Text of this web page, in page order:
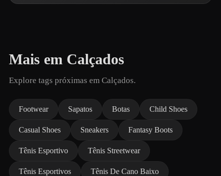
Mais em Calçados
Explore tags próximas em Calçados.
Footwear Sapatos Botas Child Shoes
Casual Shoes Sneakers Fantasy Boots
Tênis Esportivo Tênis Streetwear
Tênis Esportivos Tênis De Cano Baixo